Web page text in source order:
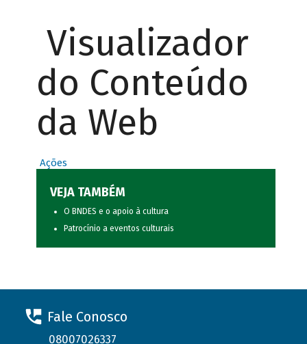
Visualizador
do Conteúdo
da Web
Ações
VEJA TAMBÉM
O BNDES e o apoio à cultura
Patrocínio a eventos culturais
Fale Conosco
08007026337